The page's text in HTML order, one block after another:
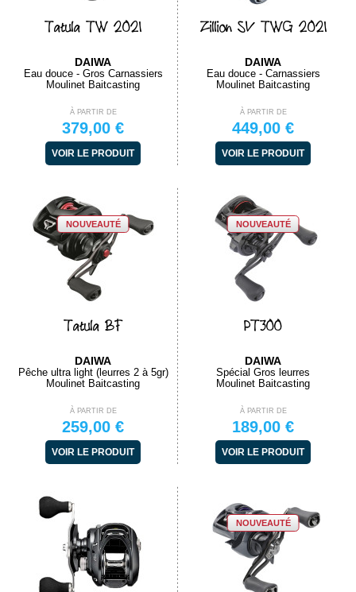
Tatula TW 2021
DAIWA
Eau douce - Gros Carnassiers
Moulinet Baitcasting
À PARTIR DE
379,00 €
VOIR LE PRODUIT
Zillion SV TWG 2021
DAIWA
Eau douce - Carnassiers
Moulinet Baitcasting
À PARTIR DE
449,00 €
VOIR LE PRODUIT
NOUVEAUTÉ
Tatula BF
DAIWA
Pêche ultra light (leurres 2 à 5gr)
Moulinet Baitcasting
À PARTIR DE
259,00 €
VOIR LE PRODUIT
NOUVEAUTÉ
PT300
DAIWA
Spécial Gros leurres
Moulinet Baitcasting
À PARTIR DE
189,00 €
VOIR LE PRODUIT
NOUVEAUTÉ